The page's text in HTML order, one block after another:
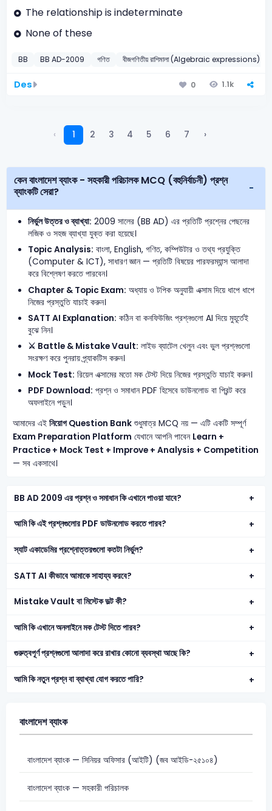
The relationship is indeterminate
None of these
BB BB AD-2009 গণিত বীজগণিতীয় রাশিমালা (Algebraic expressions)
Des 0 1.1k
‹ 1 2 3 4 5 6 7 ›
কেন বাংলাদেশ ব্যাংক - সহকারী পরিচালক MCQ (বহুনির্বাচনী) প্রশ্ন
ব্যাংকটি সেরা?
নির্ভুল উত্তর ও ব্যাখ্যা: 2009 সালের (BB AD) এর প্রতিটি প্রশ্নের পেছনের
লজিক ও সহজ ব্যাখ্যা যুক্ত করা হয়েছে।
Topic Analysis: বাংলা, English, গণিত, কম্পিউটার ও তথ্য প্রযুক্তি
(Computer & ICT), সাধারণ জ্ঞান — প্রতিটি বিষয়ের পারফরম্যান্স আলাদা
করে বিশ্লেষণ করতে পারবেন।
Chapter & Topic Exam: অধ্যায় ও টপিক অনুযায়ী এক্সাম দিয়ে ধাপে ধাপে
নিজের প্রস্তুতি যাচাই করুন।
SATT AI Explanation: কঠিন বা কনফিউজিং প্রশ্নগুলো AI দিয়ে মুহূর্তেই
বুঝে নিন।
⚔️ Battle & Mistake Vault: লাইভ ব্যাটেল খেলুন এবং ভুল প্রশ্নগুলো
সংরক্ষণ করে পুনরায় প্র্যাকটিস করুন।
Mock Test: রিয়েল এক্সামের মতো মক টেস্ট দিয়ে নিজের প্রস্তুতি যাচাই করুন।
PDF Download: প্রশ্ন ও সমাধান PDF হিসেবে ডাউনলোড বা প্রিন্ট করে
অফলাইনে পড়ুন।
আমাদের এই নিয়োগ Question Bankশুধুমাত্র MCQ নয় — এটি একটি সম্পূর্ণ
Exam Preparation Platform যেখানে আপনি পাবেন Learn +
Practice + Mock Test + Improve + Analysis + Competition
— সব একসাথে।
BB AD 2009 এর প্রশ্ন ও সমাধান কি এখানে পাওয়া যাবে?
আমি কি এই প্রশ্নগুলোর PDF ডাউনলোড করতে পারব?
স্যাট একাডেমির প্রশ্নোত্তরগুলো কতটা নির্ভুল?
SATT AI কীভাবে আমাকে সাহায্য করবে?
Mistake Vault বা মিস্টেক ভল্ট কী?
আমি কি এখানে অনলাইনে মক টেস্ট দিতে পারব?
গুরুত্বপূর্ণ প্রশ্নগুলো আলাদা করে রাখার কোনো ব্যবস্থা আছে কি?
আমি কি নতুন প্রশ্ন বা ব্যাখ্যা যোগ করতে পারি?
বাংলাদেশ ব্যাংক
বাংলাদেশ ব্যাংক — সিনিয়র অফিসার (আইটি) (জব আইডি-২৫১০৪)
বাংলাদেশ ব্যাংক — সহকারী পরিচালক